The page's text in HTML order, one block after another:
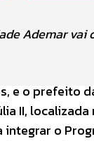
Ademar
e o prefeito
II,
o